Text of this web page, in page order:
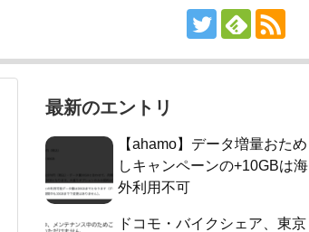
最新のエントリ
【ahamo】データ増量おため
しキャンペーンの+10GBは海
外利用不可
ドコモ・バイクシェア、東京